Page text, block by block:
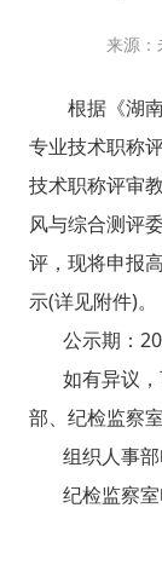
来源
根据《湖南
专业技术职称
技术职称评审
风与综合测评
评，现将申报
示(详见附件)。
公示期：
如有异议，
部、纪
组织人事部
纪检监察室